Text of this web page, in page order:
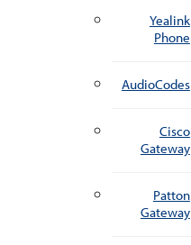
Yealink
Phone
AudioCodes
Cisco
Gateway
Patton
Gateway